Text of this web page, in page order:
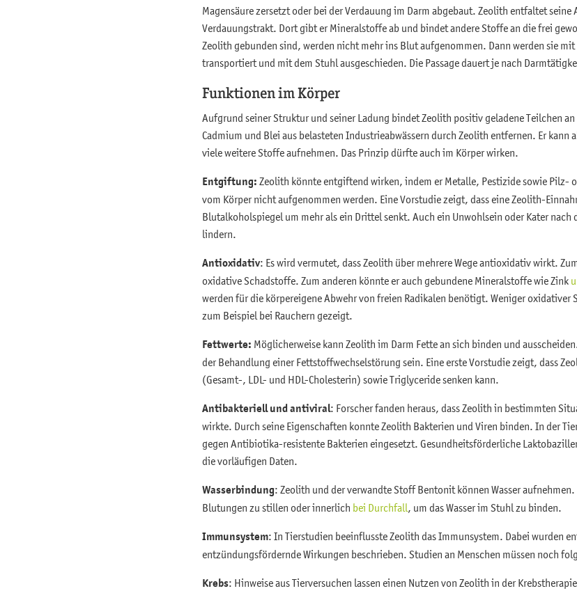
Magensäure zersetzt oder bei der Verdauung im Darm abgebaut. Zeolith entfaltet
Verdauungstrakt. Dort gibt er Mineralstoffe ab und bindet andere Stoffe an die frei
Zeolith gebunden sind, werden nicht mehr ins Blut aufgenommen. Dann werden sie
transportiert und mit dem Stuhl ausgeschieden. Die Passage dauert je nach
Funktionen im Körper
Aufgrund seiner Struktur und seiner Ladung bindet Zeolith positiv geladene Teilchen
Cadmium und Blei aus belasteten Industrieabwässern durch Zeolith entfernen. Er kann
viele weitere Stoffe aufnehmen. Das Prinzip dürfte auch im Körper wirken.
Entgiftung:Zeolith könnte entgiftend wirken, indem er Metalle, Pestizide sowie Pilz-
vom Körper nicht aufgenommen werden. Eine Vorstudie zeigt, dass eine Zeolith-
Blutalkoholspiegel um mehr als ein Drittel senkt. Auch ein Unwohlsein oder Kater
lindern.
Antioxidativ: Es wird vermutet, dass Zeolith über mehrere Wege antioxidativ wirkt.
oxidative Schadstoffe. Zum anderen könnte er auch gebundene Mineralstoffe wie Zink
werden für die körpereigene Abwehr von freien Radikalen benötigt. Weniger oxidativer
zum Beispiel bei Rauchern gezeigt.
Fettwerte: Möglicherweise kann Zeolith im Darm Fette an sich binden und
der Behandlung einer Fettstoffwechselstörung sein. Eine erste Vorstudie zeigt, dass
(Gesamt-, LDL- und HDL-Cholesterin) sowie Triglyceride senken kann.
Antibakteriell und antiviral: Forscher fanden heraus, dass Zeolith in bestimmten
wirkte. Durch seine Eigenschaften konnte Zeolith Bakterien und Viren binden. In der
gegen Antibiotika-resistente Bakterien eingesetzt. Gesundheitsförderliche
die vorläufigen Daten.
Wasserbindung: Zeolith und der verwandte Stoff Bentonit können Wasser
Blutungen zu stillen oder innerlich bei Durchfall, um das Wasser im Stuhl zu binden.
Immunsystem: In Tierstudien beeinflusste Zeolith das Immunsystem. Dabei wurden
entzündungsfördernde Wirkungen beschrieben. Studien an Menschen müssen noch
Krebs: Hinweise aus Tierversuchen lassen einen Nutzen von Zeolith in der